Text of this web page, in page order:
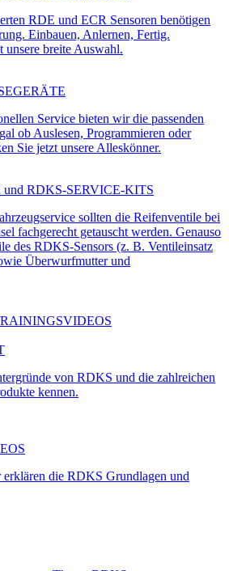
RDE und ECR Sensoren benötigen
Einbauen, Anlernen, Fertig.
unsere breite Auswahl.
Service bieten wir die passenden
ob Auslesen, Programmieren oder
Sie jetzt unsere Alleskönner.
RDKS-SERVICE-KITS
sollten die Reifenventile bei
fachgerecht getauscht werden. Genauso
des RDKS-Sensors (z. B. Ventileinsatz
Überwurfmutter und
von RDKS und die zahlreichen
kennen.
erklären die RDKS Grundlagen und